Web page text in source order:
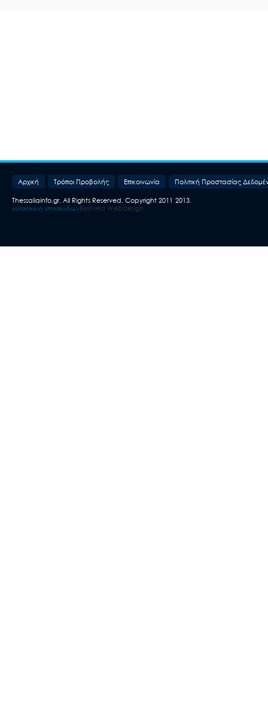
Aρχική Τρόποι Προβολής Επικοινωνία Πολιτική Προστασίας
Thessaliainfo.gr. All Rights Reserved. Copyright 2011-2013.
κατασκευή ιστοσελίδωνBeloved Webdesign